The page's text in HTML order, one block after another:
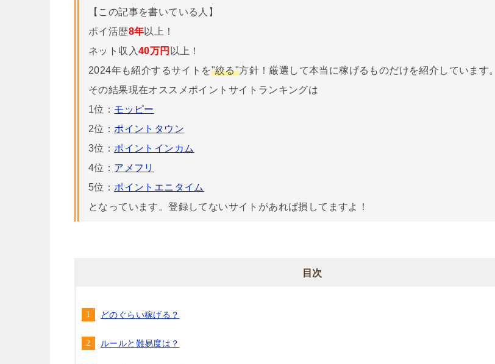
【この記事を書いている人】
ポイ活歴8年以上！
ネット収入40万円 以上！
2024年も紹介するサイトを"絞る"方針！厳選して本当に稼げるものだけを紹介しています。
その結果現在オススメポイントサイトランキングは
1位： モッピー
2位： ポイントタウン
3位： ポイントインカム
4位： アメフリ
5位： ポイントエニタイム
となっています。登録してないサイトがあれば損してますよ！
目次
どのぐらい稼げる？
ルールと難易度は？